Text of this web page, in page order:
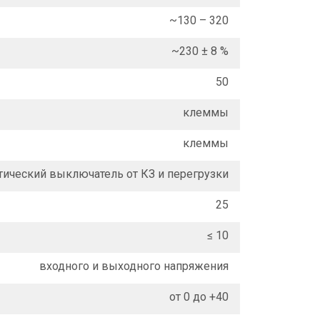
~130 – 320
~230 ± 8 %
50
клеммы
клеммы
выключатель от КЗ и перегрузки
25
≤ 10
входного и выходного напряжения
от 0 до +40